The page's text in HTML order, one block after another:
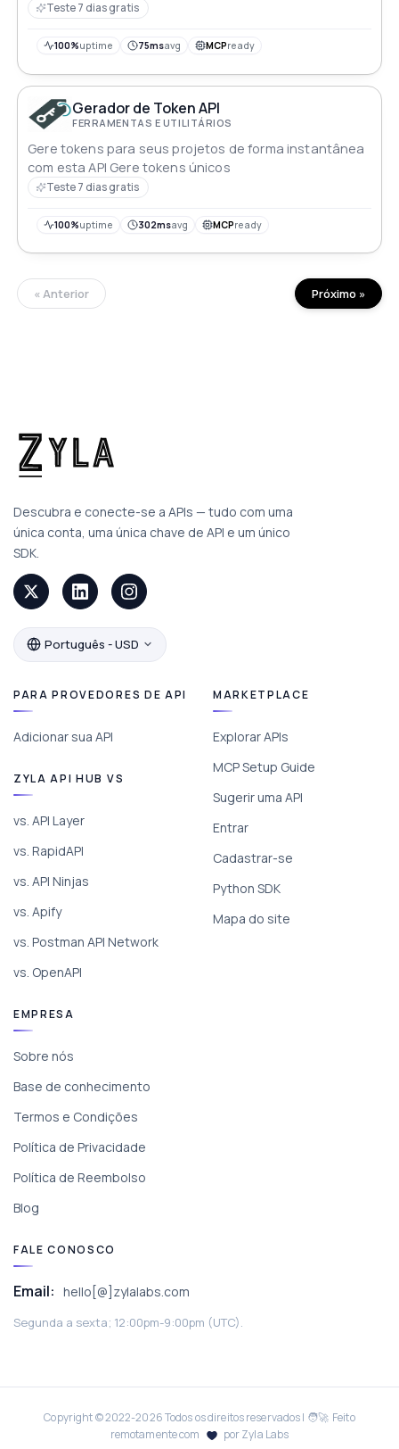
Teste 7 dias gratis
100%uptime 75msavg MCPready
Gerador de Token API
FERRAMENTAS E UTILITÁRIOS
Gere tokens para seus projetos de forma instantânea
com esta API Gere tokens únicos
Teste 7 dias gratis
100%uptime 302msavg MCPready
« Anterior Próximo »
Descubra e conecte-se a APIs — tudo com uma
única conta, uma única chave de API e um único
SDK.
Português - USD
PARA PROVEDORES DE API
Adicionar sua API
ZYLA API HUB VS
vs. API Layer
vs. RapidAPI
vs. API Ninjas
vs. Apify
vs. Postman API Network
vs. OpenAPI
MARKETPLACE
Explorar APIs
MCP Setup Guide
Sugerir uma API
Entrar
Cadastrar-se
Python SDK
Mapa do site
EMPRESA
Sobre nós
Base de conhecimento
Termos e Condições
Política de Privacidade
Política de Reembolso
Blog
FALE CONOSCO
Email: hello[@]zylalabs.com
Segunda a sexta; 12:00pm-9:00pm (UTC).
Copyright © 2022-2026Todos os direitos reservados | 🧑‍🚀 Feito
remotamente com
por Zyla Labs